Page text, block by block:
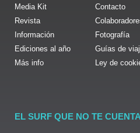
Media Kit
Revista
Información
Ediciones al año
Más info
Contacto
Fotografía
Guías de
Ley de
EL SURF QUE NO TE